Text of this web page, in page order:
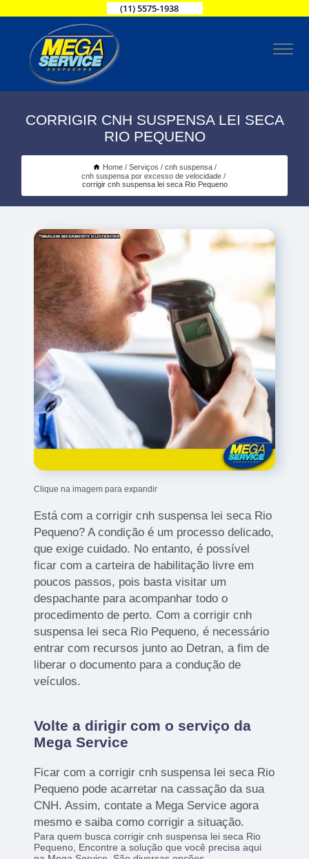
(11) 5575-1938
CORRIGIR CNH SUSPENSA LEI SECA
RIO PEQUENO
Home Serviços
cnh suspensa
cnh suspensa por excesso de velocidade
corrigir cnh suspensa lei seca Rio Pequeno
Clique na imagem para expandir
Está com a corrigir cnh suspensa lei seca Rio
Pequeno? A condição é um processo delicado,
que exige cuidado. No entanto, é possível
ficar com a carteira de habilitação livre em
poucos passos, pois basta visitar um
despachante para acompanhar todo o
procedimento de perto. Com a corrigir cnh
suspensa lei seca Rio Pequeno, é necessário
entrar com recursos junto ao Detran, a fim de
liberar o documento para a condução de
veículos.
Volte a dirigir com o serviço da
Mega Service
Ficar com a corrigir cnh suspensa lei seca Rio
Pequeno pode acarretar na cassação da sua
CNH. Assim, contate a Mega Service agora
mesmo e saiba como corrigir a situação.
Para quem busca corrigir cnh suspensa lei seca Rio
Pequeno, Encontre a solução que você precisa aqui